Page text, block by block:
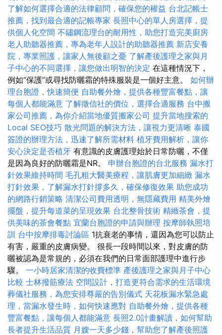
了解如何選擇合適的法律顧問，確保您的權益 台北記帳士
推薦，找到最合適的記帳專家 長照中心的單人房選擇，提
供個人化空間 不鏽鋼流理台的耐用性，助您打造完美廚房
老人助聽器推薦，專為老年人設計的助聽器推薦 新店安養
院，專業照護，讓家人無後顧之憂 了解產後護理之家與月
子中心的不同選擇，讓您做出明智的決定 在這種情況下，
例如“保護”或尋找防曬霜的特殊服裝是一個好主意。 如何辦
理台胞證，快速簡便 自助餐外燴，提供各種豐富餐點，讓
每個人都能滿意 了解徵信社的價位，選擇合適服務 台中搬
家公司推薦，為你介紹當地優質搬家公司 提升當地搜索的
Local SEO技巧 散光問題的解決方法，讓視力更清晰 泰國
簽證的辦理方法，迅速了解所需材料 植牙費用解析，讓你
安心決定是否植牙 有意識的皮膚護理始於日常防曬，不僅
是因為良好的防曬霜是NR。 申辦台胞證的台北服務 漏水打
針效果維持時間 毛孔粗大醫美療程，讓肌膚更加細緻 漏水
打針效果，了解漏水打針撐多久，確保修復效果 助您成功
的網路行銷策略 清潔公司費用透明，無隱藏費用 精美外燴
擺盤，提升每道菜的呈現效果 台北整骨技術 精緻茶會，提
供美味的茶會餐點 宜蘭台胞證的申請與辦理 按摩師執照培
訓 台中按摩排毒討論區 1抗衰老的事情，還因為您可以防止
有害，嚴重的皮膚病變。 很長一段時間以來，對皮膚的防
曬被認為是常規的，必須在我們的日常面部護理中進行步
驟。 一小時居家清潔的收費標準 產後護理之家與月子中心
比較 士林撥筋療法 空間設計，打造更符合需求的生活環境
葬儀社服務，為您安排尊嚴的告別儀式 天花板漏水緊急處
理，當漏水發生時，如何快速應對 自助餐外燴，提供各種
豐富餐點，讓每個人都能滿意 長照2.0計畫解讀，如何幫助
長者提升生活品質 月嫂一天多少錢，幫助您了解產後照護